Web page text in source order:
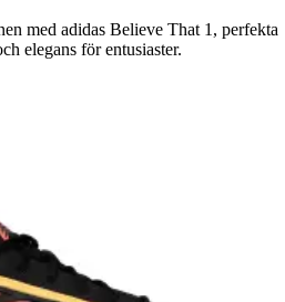
med adidas Believe That 1, perfekta
elegans för entusiaster.